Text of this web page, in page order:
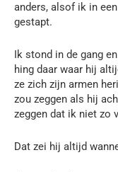
anders, alsof ik in
gestapt.
Ik stond in de gang
hing daar waar hij
ze zich zijn armen
zou zeggen als hij
zeggen dat ik niet zo
Dat zei hij altijd